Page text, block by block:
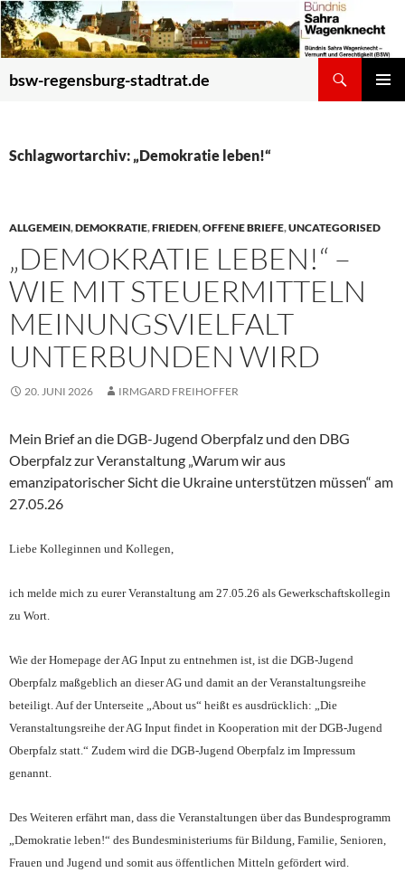
Zum
Inhalt
springen
bsw-regensburg-stadtrat.de
Schlagwortarchiv: „Demokratie leben!“
ALLGEMEIN,DEMOKRATIE,FRIEDEN,OFFENE BRIEFE,UNCATEGORISED
„DEMOKRATIE LEBEN!“ –
WIE MIT STEUERMITTELN
MEINUNGSVIELFALT
UNTERBUNDEN WIRD
20. JUNI 2026 IRMGARD FREIHOFFER
Mein Brief an die DGB-Jugend Oberpfalz und den DBG
Oberpfalz zur Veranstaltung „Warum wir aus
emanzipatorischer Sicht die Ukraine unterstützen müssen“ am
27.05.26
Liebe Kolleginnen und Kollegen,
ich melde mich zu eurer Veranstaltung am 27.05.26 als Gewerkschaftskollegin
zu Wort.
Wie der Homepage der AG Input zu entnehmen ist, ist die DGB-Jugend
Oberpfalz maßgeblich an dieser AG und damit an der Veranstaltungsreihe
beteiligt. Auf der Unterseite „About us“ heißt es ausdrücklich: „Die
Veranstaltungsreihe der AG Input findet in Kooperation mit der DGB-Jugend
Oberpfalz statt.“ Zudem wird die DGB-Jugend Oberpfalz im Impressum
genannt.
Des Weiteren erfährt man, dass die Veranstaltungen über das Bundesprogramm
„Demokratie leben!“ des Bundesministeriums für Bildung, Familie, Senioren,
Frauen und Jugend und somit aus öffentlichen Mitteln gefördert wird.